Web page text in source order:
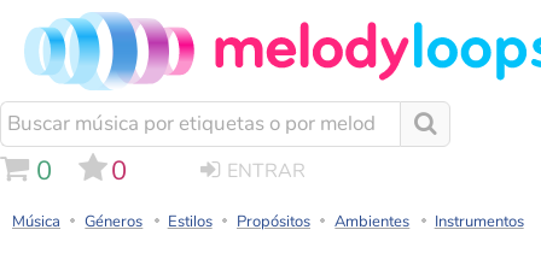
0 0 ENTRAR
Música Géneros Estilos Propósitos Ambientes Instrumentos